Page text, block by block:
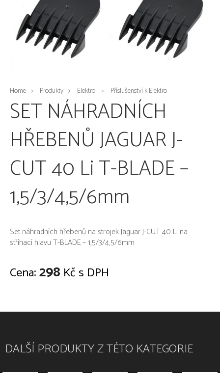
Home Produkty Elektro Příslušenství k Elektro
SET NÁHRADNÍCH
HŘEBENŮ JAGUAR J-
CUT 40 Li T-BLADE –
1,5/3/4,5/6mm
Set náhradních hřebenů na strojek Jaguar J-CUT 40 Li na
stříhací hlavu T-BLADE – 1,5/3/4,5/6mm
Cena:298 Kč s DPH
DALŠÍ PRODUKTY Z TÉTO KATEGORIE